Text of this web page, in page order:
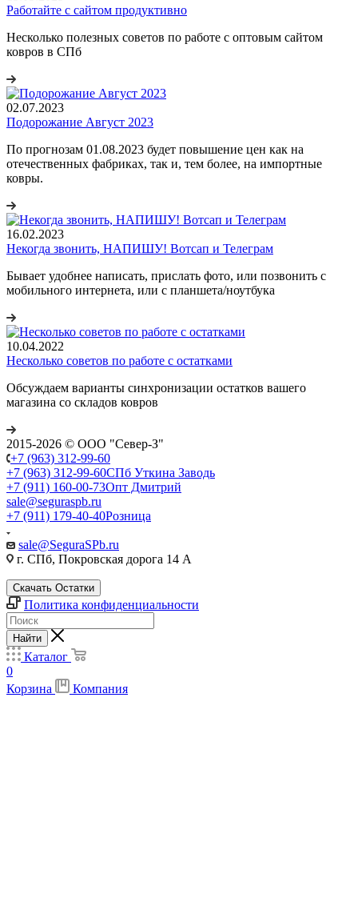
Работайте с сайтом продуктивно
Несколько полезных советов по работе с оптовым сайтом
ковров в СПб
02.07.2023
Подорожание Август 2023
По прогнозам 01.08.2023 будет повышение цен как на
отечественных фабриках, так и, тем более, на импортные
ковры.
16.02.2023
Некогда звонить, НАПИШУ! Вотсап и Телеграм
Бывает удобнее написать, прислать фото, или позвонить с
мобильного интернета, или с планшета/ноутбука
10.04.2022
Несколько советов по работе с остатками
Обсуждаем варианты синхронизации остатков вашего
магазина со складов ковров
2015-2026 © ООО "Север-З"
+7 (963) 312-99-60
+7 (963) 312-99-60СПб Уткина Заводь
+7 (911) 160-00-73Опт Дмитрий
sale@seguraspb.ru
+7 (911) 179-40-40Розница
sale@SeguraSPb.ru
г. СПб, Покровская дорога 14 А
Скачать Остатки
Политика конфиденциальности
Найти
Каталог
0
Корзина
Компания